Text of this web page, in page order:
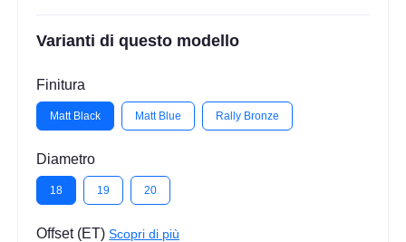
Varianti di questo modello
Finitura
Matt Black Matt Blue Rally Bronze
Diametro
18 19 20
Offset (ET)Scopri di più